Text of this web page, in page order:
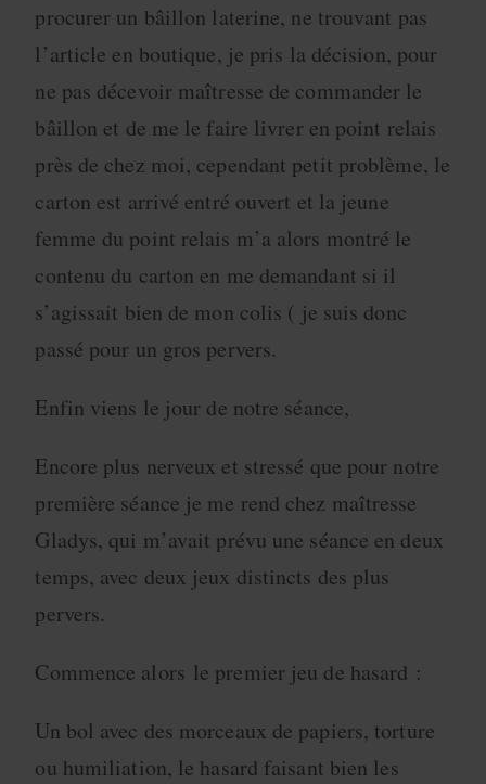
procurer un bâillon laterine, ne trouvant pas
l’article en boutique, je pris la décision, pour
ne pas décevoir maîtresse de commander le
bâillon et de me le faire livrer en point relais
près de chez moi, cependant petit problème, le
carton est arrivé entré ouvert et la jeune
femme du point relais m’a alors montré le
contenu du carton en me demandant si il
s’agissait bien de mon colis ( je suis donc
passé pour un gros pervers.
Enfin viens le jour de notre séance,
Encore plus nerveux et stressé que pour notre
première séance je me rend chez maîtresse
Gladys, qui m’avait prévu une séance en deux
temps, avec deux jeux distincts des plus
pervers.
Commence alors le premier jeu de hasard :
Un bol avec des morceaux de papiers, torture
ou humiliation, le hasard faisant bien les